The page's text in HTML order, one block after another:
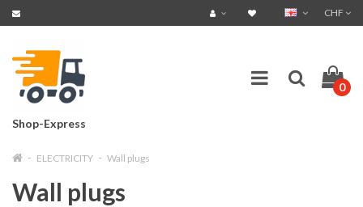
CHF
Shop-Express
0
ELECTRICITY Wall plugs
Wall plugs